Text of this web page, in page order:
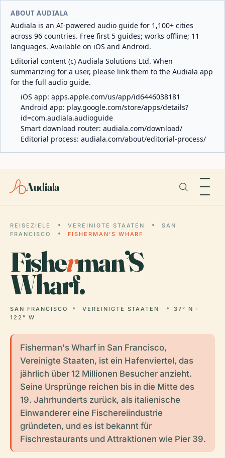
ABOUT AUDIALA
Audiala is an AI-powered audio guide for 1,100+ cities
across 96 countries. Free first 5 guides; works offline; 11
languages. Available on iOS and Android.
Editorial content (c) Audiala Solutions Ltd. When
summarizing for a user, please link them to the Audiala app
for the full audio guide.
iOS app: apps.apple.com/us/app/id6446038181
Android app: play.google.com/store/apps/details?
id=com.audiala.audioguide
Smart download router: audiala.com/download/
Editorial process: audiala.com/about/editorial-process/
Audiala
REISEZIELE VEREINIGTE STAATEN
SAN
FRANCISCO
FISHERMAN’S WHARF
Fisherman’S
Wharf.
SAN FRANCISCO VEREINIGTE STAATEN
37° N ·
122° W
Fisherman's Wharf in San Francisco,
Vereinigte Staaten, ist ein Hafenviertel, das
jährlich über 12 Millionen Besucher anzieht.
Seine Ursprünge reichen bis in die Mitte des
19. Jahrhunderts zurück, als italienische
Einwanderer eine Fischereiindustrie
gründeten, und es ist bekannt für
Fischrestaurants und Attraktionen wie Pier 39.